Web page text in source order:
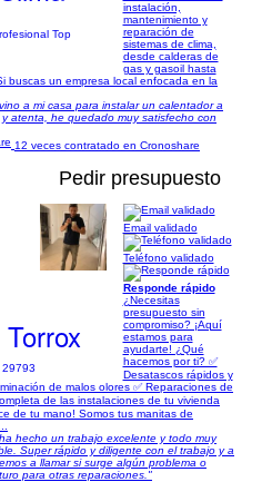
instalación,
mantenimiento y
reparación de
sistemas de clima,
desde calderas de
gas y gasoil hasta
buscas un empresa local enfocada en la
a mi casa para instalar un calentador a
atenta, he quedado muy satisfecho con
12 veces contratado en Cronoshare
Pedir presupuesto
29793
Email validado
Teléfono validado
Responde rápido
¿Necesitas
presupuesto sin
compromiso? ¡Aquí
estamos para
ayudarte! ¿Qué
hacemos por ti? ✅
Desatascos rápidos y
de malos olores ✅ Reparaciones de
de las instalaciones de tu vivienda
de tu mano! Somos tus manitas de
hecho un trabajo excelente y todo muy
Super rápido y diligente con el trabajo y a
a llamar si surge algún problema o
para otras reparaciones."